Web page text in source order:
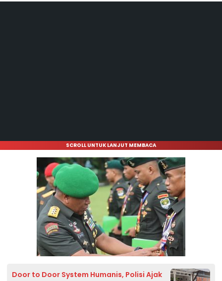
SCROLL UNTUK LANJUT MEMBACA
Door to Door System Humanis, Polisi Ajak